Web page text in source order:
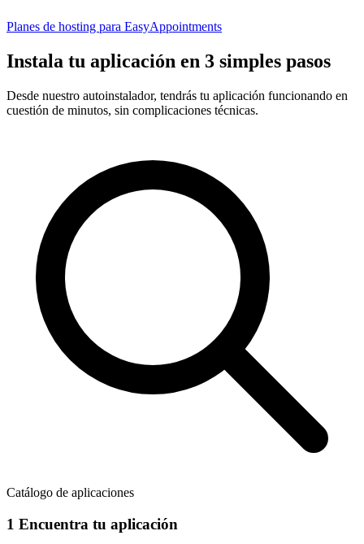
Planes de hosting para EasyAppointments
Instala tu aplicación en 3 simples pasos
Desde nuestro autoinstalador, tendrás tu aplicación funcionando en
cuestión de minutos, sin complicaciones técnicas.
Catálogo de aplicaciones
1 Encuentra tu aplicación